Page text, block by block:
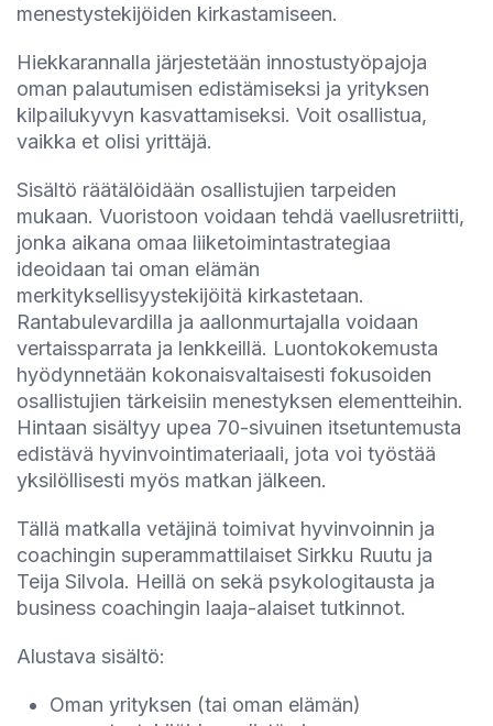
menestystekijöiden kirkastamiseen.
Hiekkarannalla järjestetään innostustyöpajoja
oman palautumisen edistämiseksi ja yrityksen
kilpailukyvyn kasvattamiseksi. Voit osallistua,
vaikka et olisi yrittäjä.
Sisältö räätälöidään osallistujien tarpeiden
mukaan. Vuoristoon voidaan tehdä vaellusretriitti,
jonka aikana omaa liiketoimintastrategiaa
ideoidaan tai oman elämän
merkityksellisyystekijöitä kirkastetaan.
Rantabulevardilla ja aallonmurtajalla voidaan
vertaissparrata ja lenkkeillä. Luontokokemusta
hyödynnetään kokonaisvaltaisesti fokusoiden
osallistujien tärkeisiin menestyksen elementteihin.
Hintaan sisältyy upea 70-sivuinen itsetuntemusta
edistävä hyvinvointimateriaali, jota voi työstää
yksilöllisesti myös matkan jälkeen.
Tällä matkalla vetäjinä toimivat hyvinvoinnin ja
coachingin superammattilaiset Sirkku Ruutu ja
Teija Silvola. Heillä on sekä psykologitausta ja
business coachingin laaja-alaiset tutkinnot.
Alustava sisältö:
Oman yrityksen (tai oman elämän)